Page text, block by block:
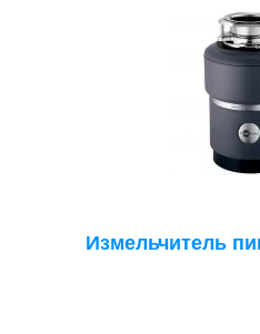
Измельчитель